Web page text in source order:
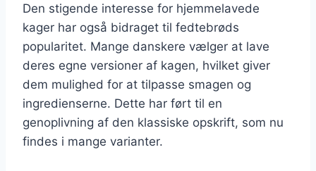
Den stigende interesse for hjemmelavede
kager har også bidraget til fedtebrøds
popularitet. Mange danskere vælger at lave
deres egne versioner af kagen, hvilket giver
dem mulighed for at tilpasse smagen og
ingredienserne. Dette har ført til en
genoplivning af den klassiske opskrift, som nu
findes i mange varianter.